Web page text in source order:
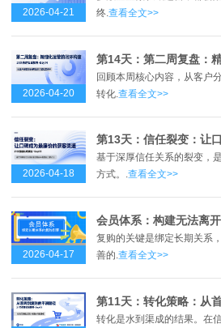
2026-04-21
终.查看全文>>
2026-04-20
第14天：第二周复盘：
回顾本周核心内容，从客户
转化.查看全文>>
2026-04-18
第13天：信任裂变：让
基于深厚信任关系的裂变，
方式。.查看全文>>
2026-04-17
会员体系：构建无法离
复购的关键是绑定长期关系
善的.查看全文>>
第11天：转化策略：从
转化是水到渠成的结果。在